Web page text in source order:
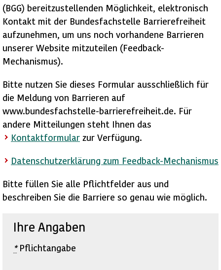
(BGG) bereitzustellenden Möglichkeit, elektronisch
Kontakt mit der Bundesfachstelle Barrierefreiheit
aufzunehmen, um uns noch vorhandene Barrieren
unserer Website mitzuteilen (Feedback-
Mechanismus).
Bitte nutzen Sie dieses Formular ausschließlich für
die Meldung von Barrieren auf
www.bundesfachstelle-barrierefreiheit.de. Für
andere Mitteilungen steht Ihnen das
Kontaktformular zur Verfügung.
Datenschutzerklärung zum Feedback-Mechanismus
Bitte füllen Sie alle Pflichtfelder aus und
beschreiben Sie die Barriere so genau wie möglich.
Ihre Angaben
*Pflichtangabe